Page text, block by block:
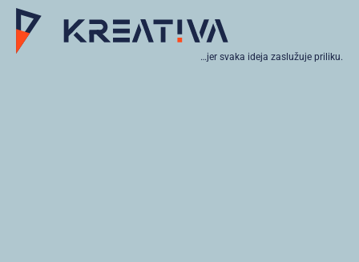
…jer svaka ideja zaslužuje priliku.